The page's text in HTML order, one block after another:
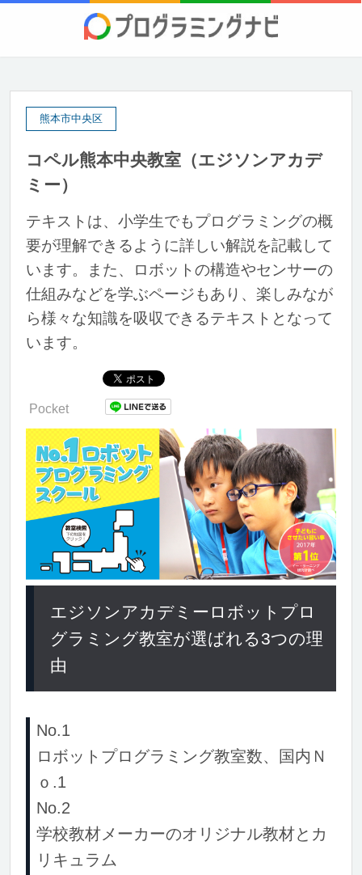
熊本市中央区
コペル熊本中央教室（エジソンアカデ
ミー）
テキストは、小学生でもプログラミングの概
要が理解できるように詳しい解説を記載して
います。また、ロボットの構造やセンサーの
仕組みなどを学ぶページもあり、楽しみなが
ら様々な知識を吸収できるテキストとなって
います。
Pocket
エジソンアカデミーロボットプロ
グラミング教室が選ばれる3つの理
由
No.1
ロボットプログラミング教室数、国内Ｎ
ｏ.1
No.2
学校教材メーカーのオリジナル教材とカ
リキュラム